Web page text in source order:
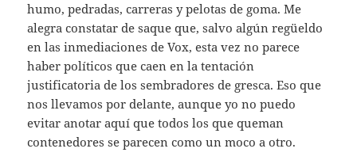
humo, pedradas, carreras y pelotas de goma. Me
alegra constatar de saque que, salvo algún regüeldo
en las inmediaciones de Vox, esta vez no parece
haber políticos que caen en la tentación
justificatoria de los sembradores de gresca. Eso que
nos llevamos por delante, aunque yo no puedo
evitar anotar aquí que todos los que queman
contenedores se parecen como un moco a otro.